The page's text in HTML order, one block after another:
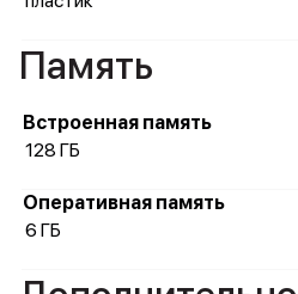
Память
Встроенная память
128 ГБ
Оперативная память
6 ГБ